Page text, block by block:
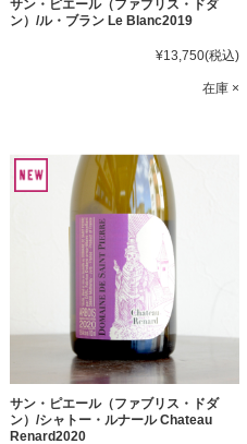
サン・ピエール（ファブリス・ドダ
ン）/ル・ブラン Le Blanc2019
¥13,750(税込)
在庫 ×
サン・ピエール（ファブリス・ドダ
ン）/シャトー・ルナール Chateau
Renard2020